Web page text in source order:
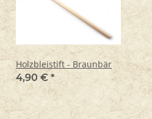
Holzbleistift - Braunbär
4,90 € *